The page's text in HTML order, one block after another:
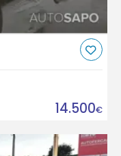
14.500€